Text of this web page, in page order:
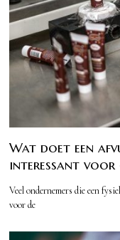
Wat doet een
interessant voor
Veel ondernemers die een
voor de